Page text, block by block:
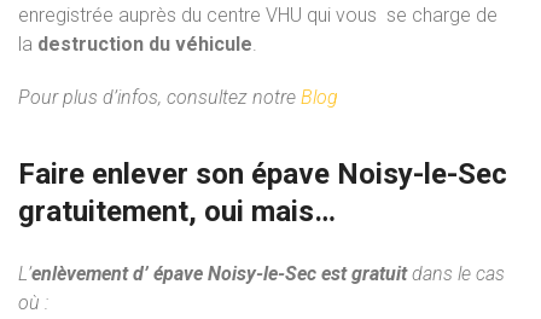
enregistrée auprès du centre VHU qui vous se charge de
la destruction du véhicule.
Pour plus d’infos, consultez notre Blog
Faire enlever son épave Noisy-le-Sec
gratuitement, oui mais…
L’enlèvement d’ épave Noisy-le-Sec est gratuitdans le cas
où :